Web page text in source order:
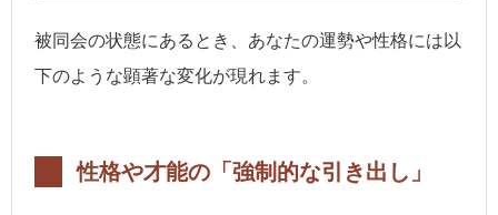
被同会の状態にあるとき、あなたの運勢や性格には以
下のような顕著な変化が現れます。
性格や才能の「強制的な引き出し」